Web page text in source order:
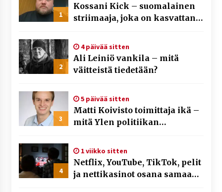
1
Kossani Kick – suomalainen
striimaaja, joka on kasvattanut
2
4 päivää sitten
Ali Leiniö vankila – mitä
väitteistä tiedetään?
3
5 päivää sitten
Matti Koivisto toimittaja ikä –
mitä Ylen politiikan
4
1 viikko sitten
Netflix, YouTube, TikTok, pelit
ja nettikasinot osana samaa